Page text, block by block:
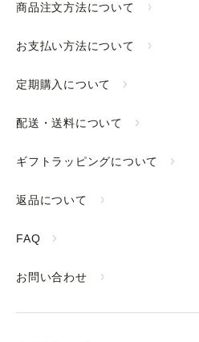
商品注文方法について
お支払い方法について
定期購入について
配送・送料について
ギフトラッピングについて
返品について
FAQ
お問い合わせ